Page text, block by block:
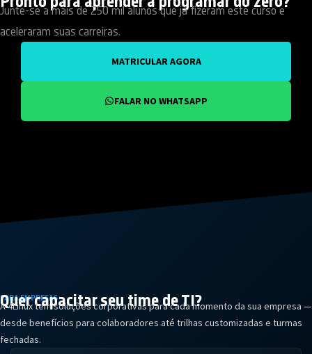
Junte-se a mais de 250 mil alunos que já fizeram este curso e
aceleraram suas carreiras.
MATRICULAR AGORA
FALAR NO WHATSAPP
PARA EMPRESAS
Quer capacitar seutime de TI?
A 4Linux tem soluções corporativas para cada momento da sua empresa —
desde benefícios para colaboradores até trilhas customizadas e turmas
fechadas.